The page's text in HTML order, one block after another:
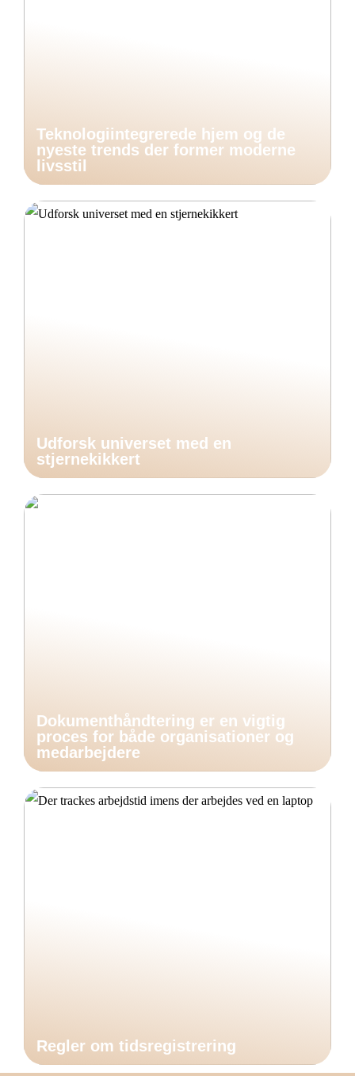
Teknologiintegrerede hjem og de
nyeste trends der former moderne
livsstil
Udforsk universet med en
stjernekikkert
Dokumenthåndtering er en vigtig
proces for både organisationer og
medarbejdere
Regler om tidsregistrering